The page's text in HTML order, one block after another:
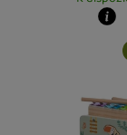
Kdy zboží
Osobný odber vo